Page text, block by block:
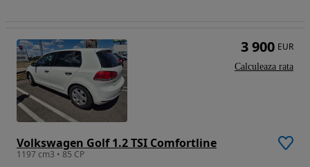
Volkswagen Golf 1.2 TSI Comfortline
1197 cm3 • 85 CP
3 900 EUR
Calculeaza rata